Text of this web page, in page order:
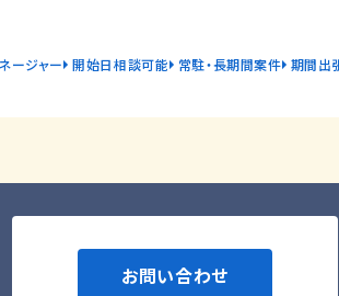
ージャー 開始日相談可能 常駐・長期間案件 期間出
お問い合わせ